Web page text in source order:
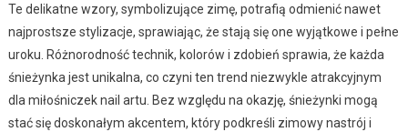
Te delikatne wzory, symbolizujące zimę, potrafią odmienić nawet
najprostsze stylizacje, sprawiając, że stają się one wyjątkowe i pełne
uroku. Różnorodność technik, kolorów i zdobień sprawia, że każda
śnieżynka jest unikalna, co czyni ten trend niezwykle atrakcyjnym
dla miłośniczek nail artu. Bez względu na okazję, śnieżynki mogą
stać się doskonałym akcentem, który podkreśli zimowy nastrój i